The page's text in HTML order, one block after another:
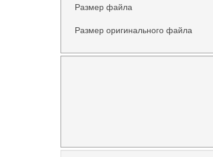
Размер файла
Размер оригинального файла